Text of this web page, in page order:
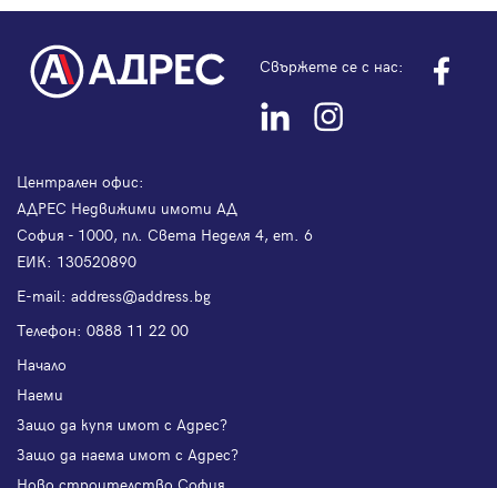
Свържете се с нас:
Централен офис:
АДРЕС Недвижими имоти АД
София - 1000, пл. Света Неделя 4, ет. 6
ЕИК: 130520890
Е-mail: address@address.bg
Телефон: 0888 11 22 00
Начало
Наеми
Защо да купя имот с Адрес?
Защо да наема имот с Адрес?
Ново строителство София